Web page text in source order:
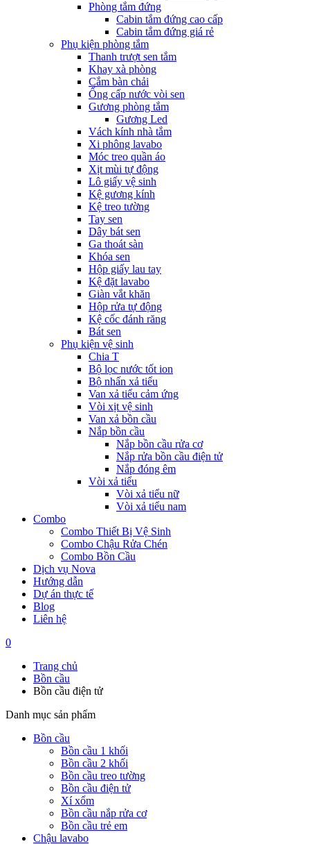
Phòng tắm đứng
Cabin tắm đứng cao cấp
Cabin tắm đứng giá rẻ
Phụ kiện phòng tắm
Thanh trượt sen tắm
Khay xà phòng
Cắm bàn chải
Ống cấp nước vòi sen
Gương phòng tắm
Gương Led
Vách kính nhà tắm
Xi phông lavabo
Móc treo quần áo
Xịt mùi tự động
Lô giấy vệ sinh
Kệ gương kính
Kệ treo tường
Tay sen
Dây bát sen
Ga thoát sàn
Khóa sen
Hộp giấy lau tay
Kệ đặt lavabo
Giàn vắt khăn
Hộp rửa tự động
Kệ cốc đánh răng
Bát sen
Phụ kiện vệ sinh
Chia T
Bộ lọc nước tốt ion
Bộ nhấn xả tiểu
Van xả tiểu cảm ứng
Vòi xịt vệ sinh
Van xả bồn cầu
Nắp bồn cầu
Nắp bồn cầu rửa cơ
Nắp rửa bồn cầu điện tử
Nắp đóng êm
Vòi xả tiểu
Vòi xả tiểu nữ
Vòi xả tiểu nam
Combo
Combo Thiết Bị Vệ Sinh
Combo Chậu Rửa Chén
Combo Bồn Cầu
Dịch vụ Nova
Hướng dẫn
Dự án thực tế
Blog
Liên hệ
0
Trang chủ
Bồn cầu
Bồn cầu điện tử
Danh mục sản phẩm
Bồn cầu
Bồn cầu 1 khối
Bồn cầu 2 khối
Bồn cầu treo tường
Bồn cầu điện tử
Xí xổm
Bồn cầu nắp rửa cơ
Bồn cầu trẻ em
Chậu lavabo